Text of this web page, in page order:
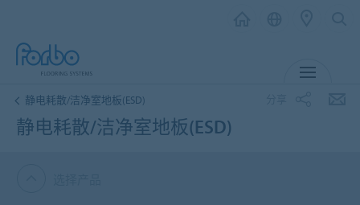
静电耗散/洁净室地板(ESD)
静电耗散/洁净室地板(ESD)